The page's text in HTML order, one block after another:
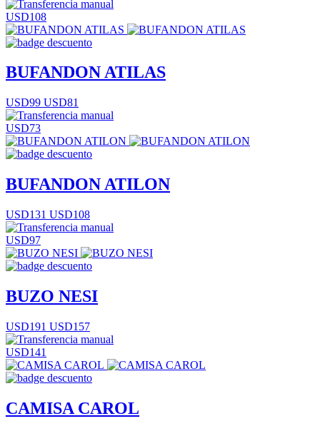
USD108
BUFANDON ATILAS
USD99 USD81
USD73
BUFANDON ATILON
USD131 USD108
USD97
BUZO NESI
USD191 USD157
USD141
CAMISA CAROL